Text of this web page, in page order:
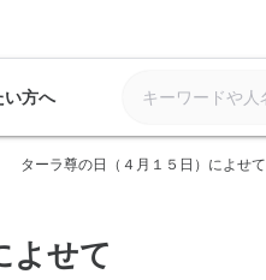
い方へ
ターラ尊の日（４月１５日）によせて
よせて